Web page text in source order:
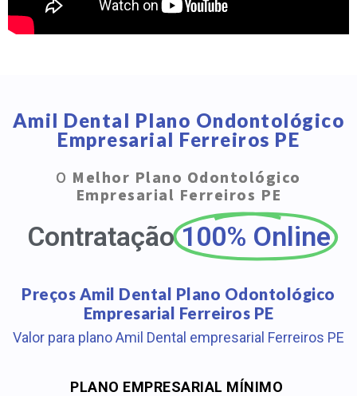
Amil Dental Plano Ondontológico
Empresarial Ferreiros PE
O Melhor Plano Odontológico
Empresarial Ferreiros PE
Contratação 100% Online
Preços Amil Dental Plano Odontológico
Empresarial Ferreiros PE
Valor para plano Amil Dental empresarial Ferreiros PE
PLANO EMPRESARIAL MÍNIMO